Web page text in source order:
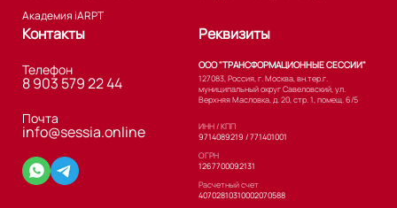
Академия iARPT
Контакты
Телефон
8 903 579 22 44
Почта
info@sessia.online
Реквизиты
ООО "ТРАНСФОРМАЦИОННЫЕ СЕССИИ"
127083, Россия, г. Москва, вн.тер.г.
муниципальный округ Савеловский, ул.
Верхняя Масловка, д. 20, стр. 1, помещ. 6/5
ИНН / КПП
9714089219 / 771401001
ОГРН
1267700092131
Расчетный счет
40702810310002070588